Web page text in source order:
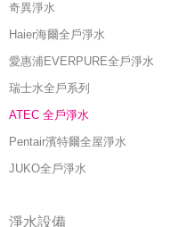
奇異淨水
Haier海爾全戶淨水
愛惠浦EVERPURE全戶淨水
瑞士水全戶系列
ATEC 全戶淨水
Pentair濱特爾全屋淨水
JUKO全戶淨水
淨水設備